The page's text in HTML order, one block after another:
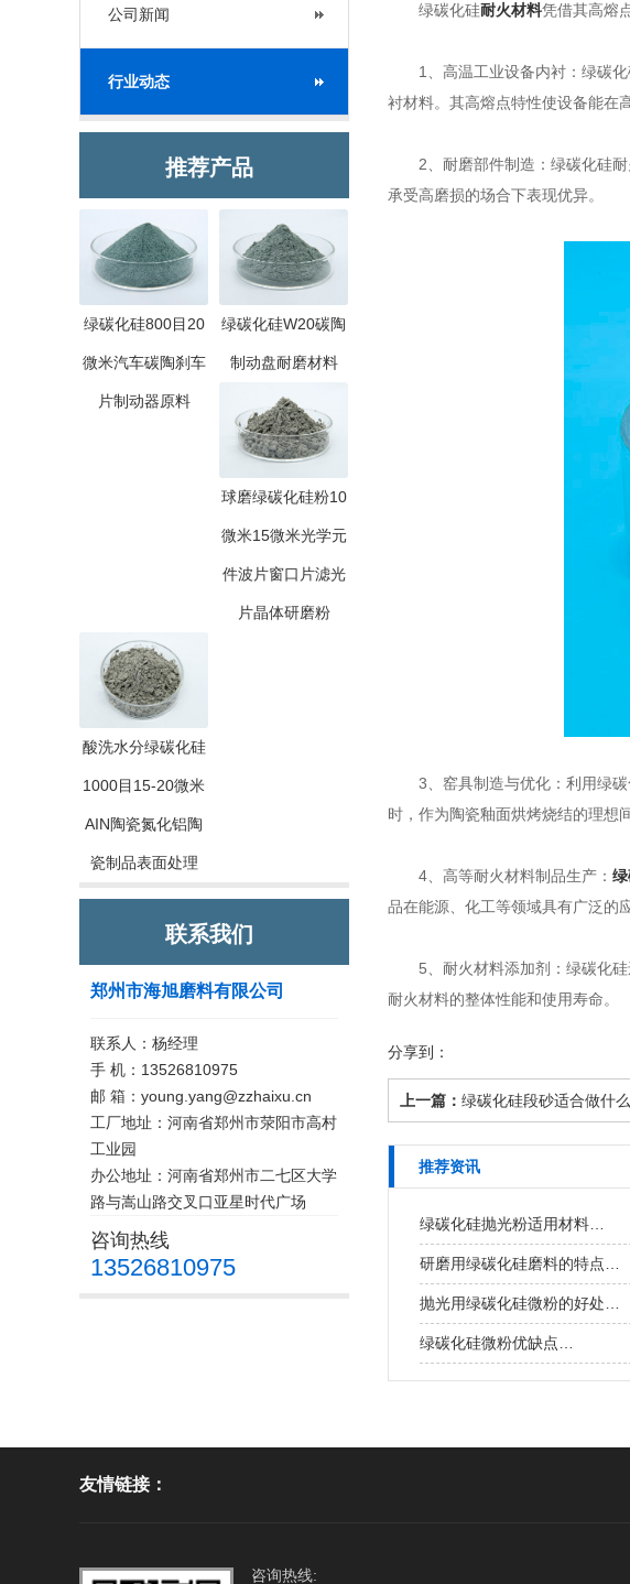
公司新闻
行业动态
推荐产品
绿碳化硅800目20
微米汽车碳陶刹车
片制动器原料
绿碳化硅W20碳陶
制动盘耐磨材料
球磨绿碳化硅粉10
微米15微米光学元
件波片窗口片滤光
片晶体研磨粉
酸洗水分绿碳化硅
1000目15-20微米
AIN陶瓷氮化铝陶
瓷制品表面处理
联系我们
郑州市海旭磨料有限公司
联系人：杨经理
手 机：13526810975
邮 箱：young.yang@zzhaixu.cn
工厂地址：河南省郑州市荥阳市高村
工业园
办公地址：河南省郑州市二七区大学
路与嵩山路交叉口亚星时代广场
咨询热线
13526810975
绿碳化硅耐火材料凭借其高熔
1、高温工业设备内衬：绿碳化
衬材料。其高熔点特性使设备能在
2、耐磨部件制造：绿碳化硅耐
承受高磨损的场合下表现优异。
3、窑具制造与优化：利用绿碳
时，作为陶瓷釉面烘烤烧结的理想
4、高等耐火材料制品生产：
品在能源、化工等领域具有广泛的
5、耐火材料添加剂：绿碳化硅
耐火材料的整体性能和使用寿命。
分享到：
上一篇： 绿碳化硅段砂适合做什么
推荐资讯
绿碳化硅抛光粉适用材料…
研磨用绿碳化硅磨料的特点…
抛光用绿碳化硅微粉的好处…
绿碳化硅微粉优缺点…
友情链接：
咨询热线: